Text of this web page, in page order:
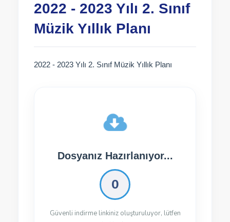
2022 - 2023 Yılı 2. Sınıf
Müzik Yıllık Planı
2022 - 2023 Yılı 2. Sınıf Müzik Yıllık Planı
Dosyanız İndirilmeye
Hazır!